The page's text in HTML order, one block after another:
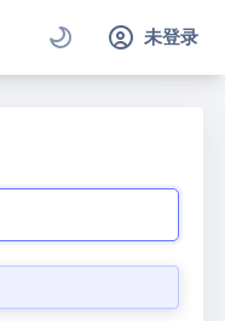
未登录